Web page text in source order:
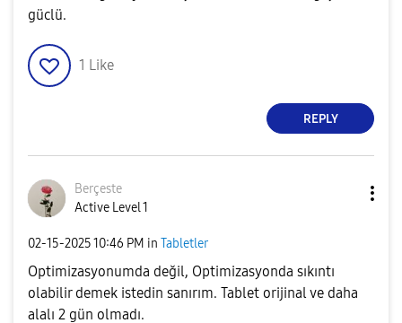
güclü.
1 Like
REPLY
Berçeste
Active Level 1
‎02-15-202510:46 PM in Tabletler
Optimizasyonumda değil, Optimizasyonda sıkıntı
olabilir demek istedin sanırım. Tablet orijinal ve daha
alalı 2 gün olmadı.